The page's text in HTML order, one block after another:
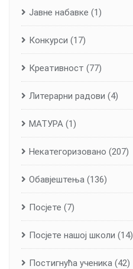
Јавне набавке (1)
Конкурси (17)
Креативност (77)
Литерарни радови (4)
МАТУРА (1)
Некатегоризовано (207)
Обавјештења (136)
Посјете (7)
Посјете нашој школи (14)
Постигнућа ученика (42)